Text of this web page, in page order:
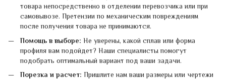
товара непосредственно в отделении перевозчика или при
самовывозе. Претензии по механическим повреждениям
после получения товара не принимаются.
Помощь в выборе: Не уверены, какой сплав или форма
профиля вам подойдет? Наши специалисты помогут
подобрать оптимальный вариант под ваши задачи.
Порезка и расчет: Пришлите нам ваши размеры или чертежи